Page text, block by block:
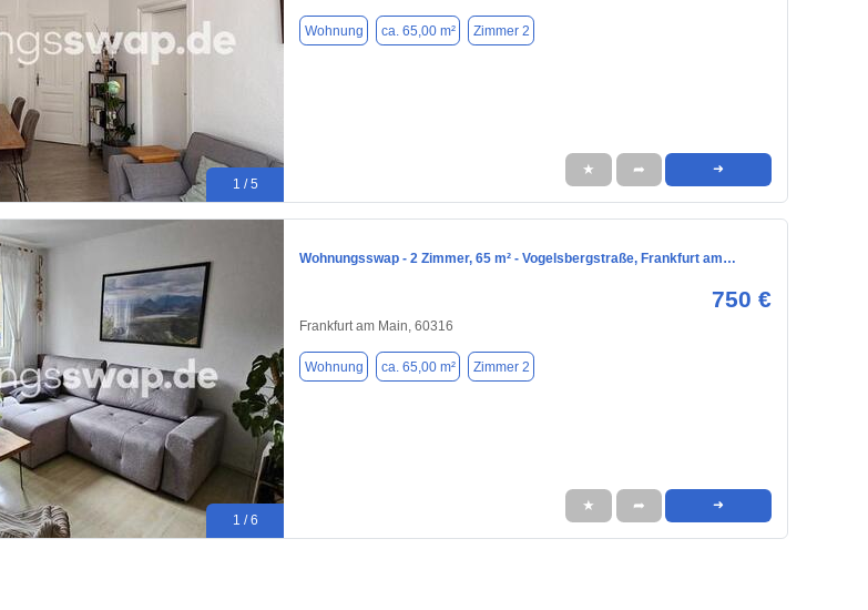
1 / 5
Wohnung ca. 65,00 m² Zimmer 2
★ ➦ ➜
1 / 6
Wohnungsswap - 2 Zimmer, 65 m² - Vogelsbergstraße, Frankfurt am…
750 €
Frankfurt am Main, 60316
Wohnung ca. 65,00 m² Zimmer 2
★ ➦ ➜